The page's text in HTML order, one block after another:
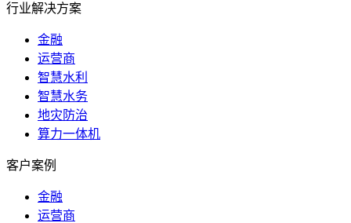
行业解决方案
金融
运营商
智慧水利
智慧水务
地灾防治
算力一体机
客户案例
金融
运营商